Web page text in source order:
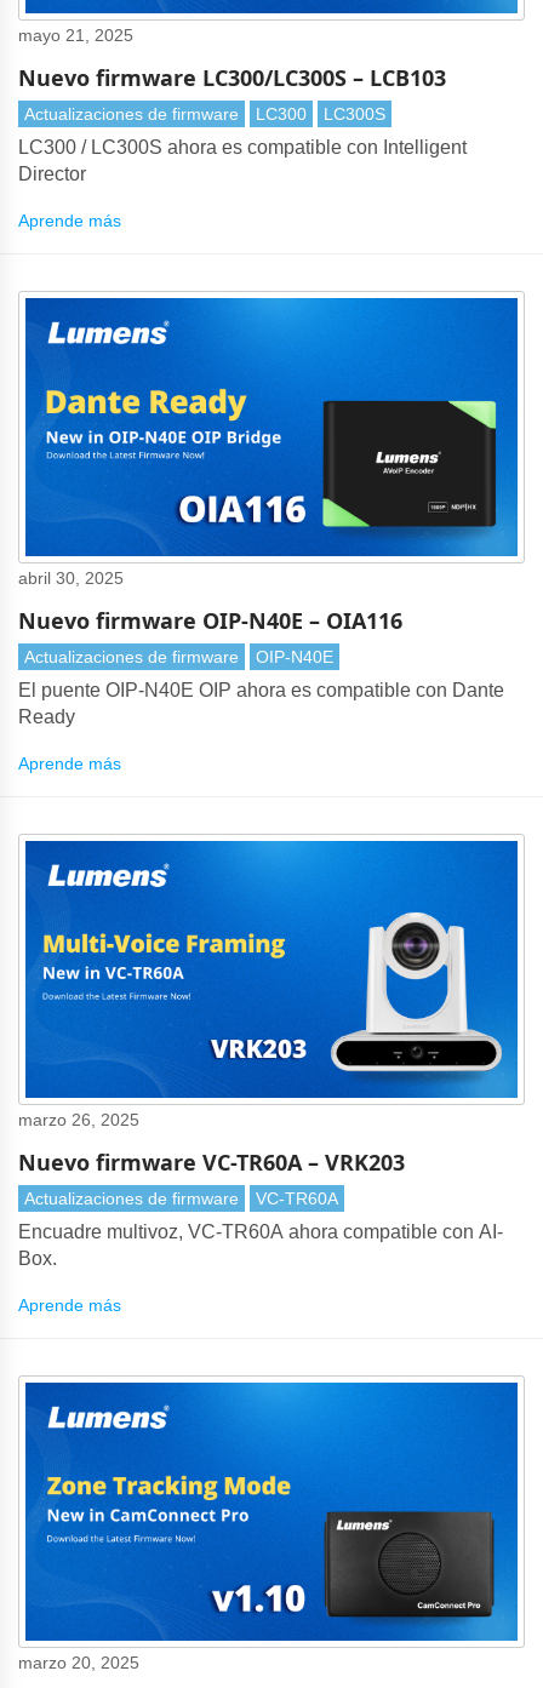
mayo 21, 2025
Nuevo firmware LC300/LC300S – LCB103
Actualizaciones de firmware LC300 LC300S
LC300 / LC300S ahora es compatible con Intelligent
Director
Aprende más
abril 30, 2025
Nuevo firmware OIP-N40E – OIA116
Actualizaciones de firmware OIP-N40E
El puente OIP-N40E OIP ahora es compatible con Dante
Ready
Aprende más
marzo 26, 2025
Nuevo firmware VC-TR60A – VRK203
Actualizaciones de firmware VC-TR60A
Encuadre multivoz, VC-TR60A ahora compatible con AI-
Box.
Aprende más
marzo 20, 2025